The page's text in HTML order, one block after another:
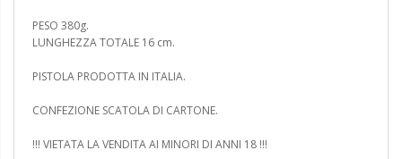
PESO 380g.
LUNGHEZZA TOTALE 16 cm.
PISTOLA PRODOTTA IN ITALIA.
CONFEZIONE SCATOLA DI CARTONE.
!!! VIETATA LA VENDITA AI MINORI DI ANNI 18 !!!